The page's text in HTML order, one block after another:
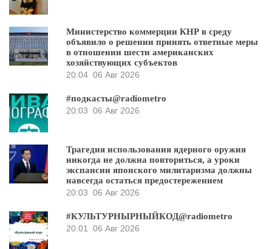
Министерство коммерции КНР в среду
объявило о решении принять ответные меры
в отношении шести американских
хозяйствующих субъектов
20:04 06 Авг 2026
#подкасты@radiometro
20:03 06 Авг 2026
Трагедия использования ядерного оружия
никогда не должна повториться, а уроки
экспансии японского милитаризма должны
навсегда остаться предостережением
20:03 06 Авг 2026
#КУЛЬТУРНЫРНЫЙКОД@radiometro
20:01 06 Авг 2026